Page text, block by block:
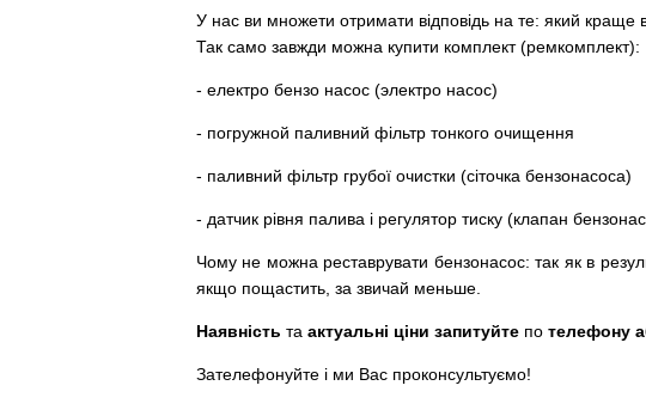
У нас ви множети отримати відповідь на те: який краще
Так само завжди можна купити комплект (ремкомплект):
- електро бензо насос (электро насос)
- погружной паливний фільтр тонкого очищення
- паливний фільтр грубої очистки (сіточка бензонасоса)
- датчик рівня палива і регулятор тиску (клапан
Чому не можна реставрувати бензонасос: так як в
якщо пощастить, за звичай меньше.
Наявність та актуальні ціни запитуйте по телефону
Зателефонуйте і ми Вас проконсультуємо!